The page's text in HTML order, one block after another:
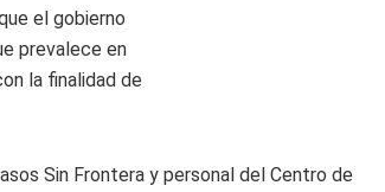
el gobierno
prevalece en
la finalidad de
Sin Frontera y personal del Centro de